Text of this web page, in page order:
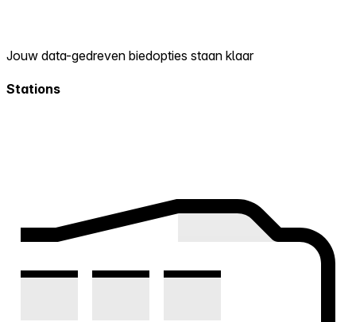
Jouw data-gedreven biedopties staan klaar
Stations